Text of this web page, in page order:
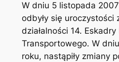
W dniu 5 listopada
odbyły się uroczystości
działalności 14.
Transportowego. W
roku, nastąpiły zmiany